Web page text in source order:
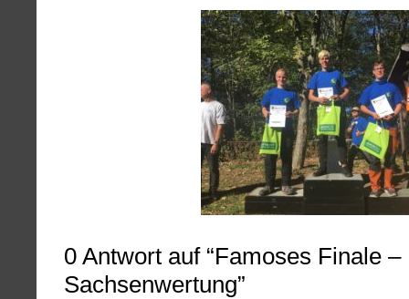
0 Antwort auf “Famoses Finale
Sachsenwertung”